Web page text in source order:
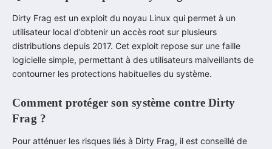
Dirty Frag est un exploit du noyau Linux qui permet à un
utilisateur local d’obtenir un accès root sur plusieurs
distributions depuis 2017. Cet exploit repose sur une faille
logicielle simple, permettant à des utilisateurs malveillants de
contourner les protections habituelles du système.
Comment protéger son système contre Dirty
Frag ?
Pour atténuer les risques liés à Dirty Frag, il est conseillé de